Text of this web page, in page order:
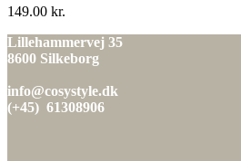
149.00 kr.
Lillehammervej 35
8600 Silkeborg
info@cosystyle.dk
(+45) 61308906